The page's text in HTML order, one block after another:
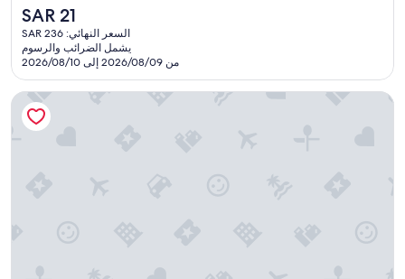
السعر
الحالي
هو
SAR
21
SAR 21
السعر النهائي: SAR 236
يشمل الضرائب والرسوم
من 2026/08/09 إلى 2026/08/10
تريسر أيلاند تي لاس فيجاس - هاندريتين كوليكشن